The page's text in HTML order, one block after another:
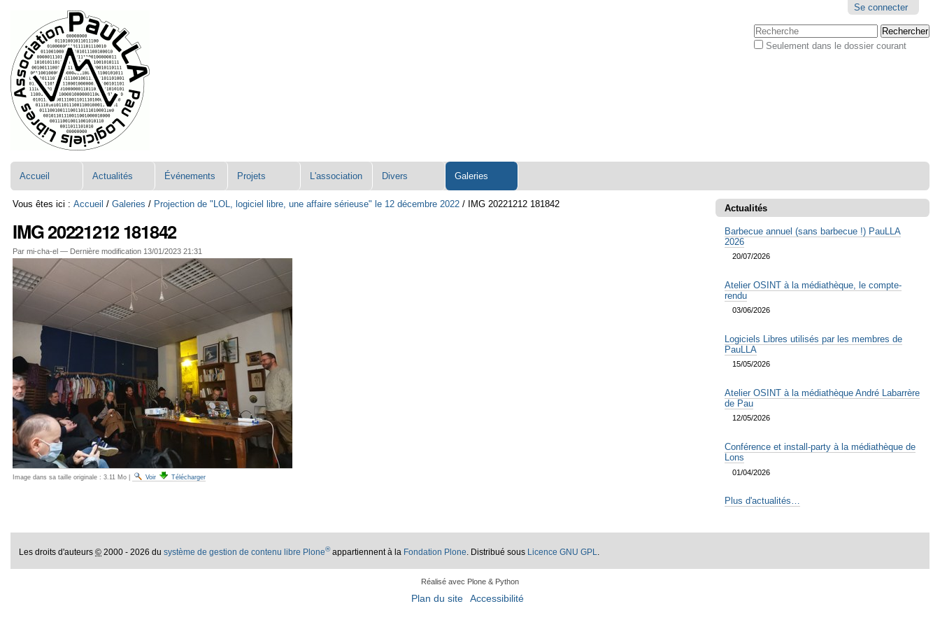
contenu.
Aller
à
la
navigation
personnels
Se connecter
Chercher par
Seulement dans le dossier courant
Accueil Actualités Événements Projets L'association Divers Galeries
Vous êtes ici : Accueil /Galeries / Projection de "LOL, logiciel libre, une affaire sérieuse" le 12 décembre 2022 / IMG 20221212 181842
IMG 20221212 181842
Par mi-cha-el — Dernière modification 13/01/2023 21:31
Image dans sa taille originale : 3.11 Mo Voir Télécharger
Actualités
Barbecue annuel (sans barbecue !) PauLLA
2026
20/07/2026
Atelier OSINT à la médiathèque, le compte-
rendu
03/06/2026
Logiciels Libres utilisés par les membres de
PauLLA
15/05/2026
Atelier OSINT à la médiathèque André Labarrère
de Pau
12/05/2026
Conférence et install-party à la médiathèque de
Lons
01/04/2026
Plus d'actualités…
Les droits d'auteurs© 2000 - 2026 dusystème de gestion de contenu libre Plone®appartiennent à la Fondation Plone . Distribué sous Licence GNU GPL
Réalisé avec Plone & Python
Plan du site Accessibilité